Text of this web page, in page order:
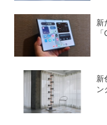
新
新
ン